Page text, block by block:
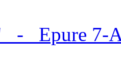
- Epure 7-